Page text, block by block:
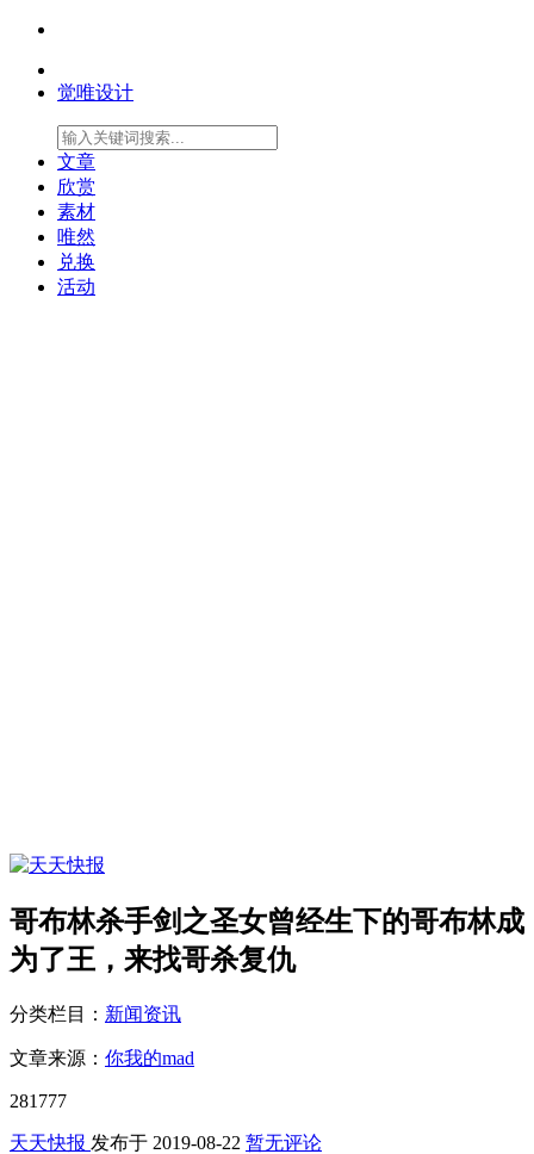
觉唯设计
文章
欣赏
素材
唯然
兑换
活动
哥布林杀手剑之圣女曾经生下的哥布林成
为了王，来找哥杀复仇
分类栏目： 新闻资讯
文章来源： 你我的mad
281777
天天快报 发布于 2019-08-22 暂无评论